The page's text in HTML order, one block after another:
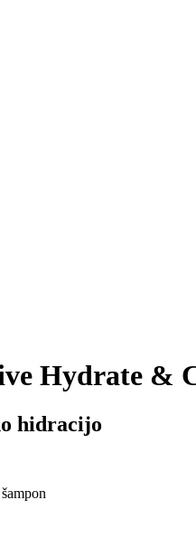
Hydrate &
hidracijo